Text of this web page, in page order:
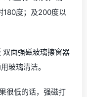
180度；及200度以
面强磁玻璃擦窗器
玻璃清洁。
很低的话，强磁打